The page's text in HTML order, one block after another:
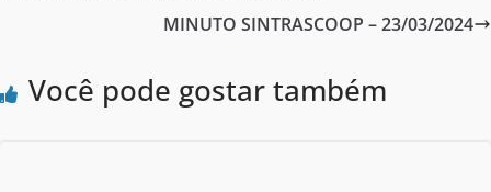
o
MINUTO SINTRASCOOP – 23/03/2024
Você pode gostar também